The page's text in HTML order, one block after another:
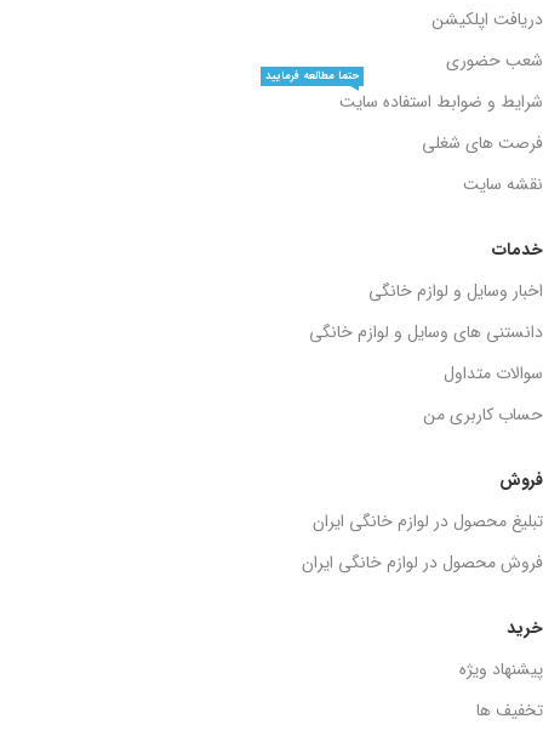
خرید
پیشنهاد ویژه
تخفیف ها
فروش
تبلیغ محصول در لوازم خانگی ایران
فروش محصول در لوازم خانگی ایران
خدمات
اخبار وسایل و لوازم خانگی
دانستنی های وسایل و لوازم خانگی
سوالات متداول
حساب کاربری من
دریافت اپلکیشن
شعب حضوری
شرایط و ضوابط استفاده سایت
حتما مطالعه فرمایید
فرصت های شغلی
نقشه سایت